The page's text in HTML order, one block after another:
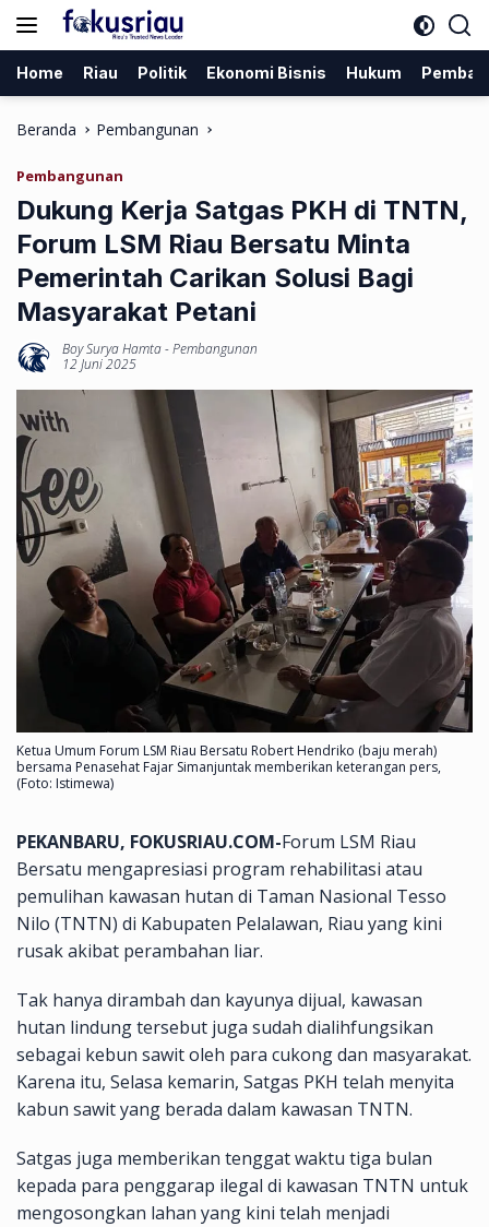
Langsung
Home Riau Politik Ekonomi Bisnis Hukum
Beranda Pembangunan
Pembangunan
Dukung Kerja Satgas PKH di TNTN,
Forum LSM Riau Bersatu Minta
Pemerintah Carikan Solusi Bagi
Masyarakat Petani
Boy Surya Hamta-Pembangunan
12 Juni 2025
Ketua Umum Forum LSM Riau Bersatu Robert Hendriko (baju merah)
bersama Penasehat Fajar Simanjuntak memberikan keterangan pers,
(Foto: Istimewa)
PEKANBARU, FOKUSRIAU.COM-Forum LSM Riau
Bersatu mengapresiasi program rehabilitasi atau
pemulihan kawasan hutan di Taman Nasional Tesso
Nilo (TNTN) di Kabupaten Pelalawan, Riau yang kini
rusak akibat perambahan liar.
Tak hanya dirambah dan kayunya dijual, kawasan
hutan lindung tersebut juga sudah dialihfungsikan
sebagai kebun sawit oleh para cukong dan masyarakat.
Karena itu, Selasa kemarin, Satgas PKH telah menyita
kabun sawit yang berada dalam kawasan TNTN.
Satgas juga memberikan tenggat waktu tiga bulan
kepada para penggarap ilegal di kawasan TNTN untuk
mengosongkan lahan yang kini telah menjadi